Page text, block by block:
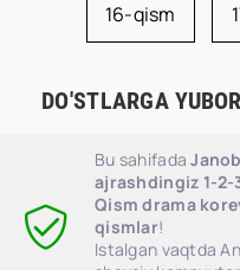
16-qism
DO'STLARGA
Bu sahifada
ajrashdingiz 1-
Qism drama
qismlar!
Istalgan vaqtda